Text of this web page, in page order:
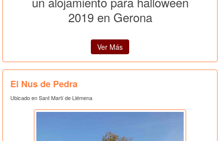
2019 en Gerona
Ver Más
El Nus de Pedra
Ubicado en Sant Martí de Llémena